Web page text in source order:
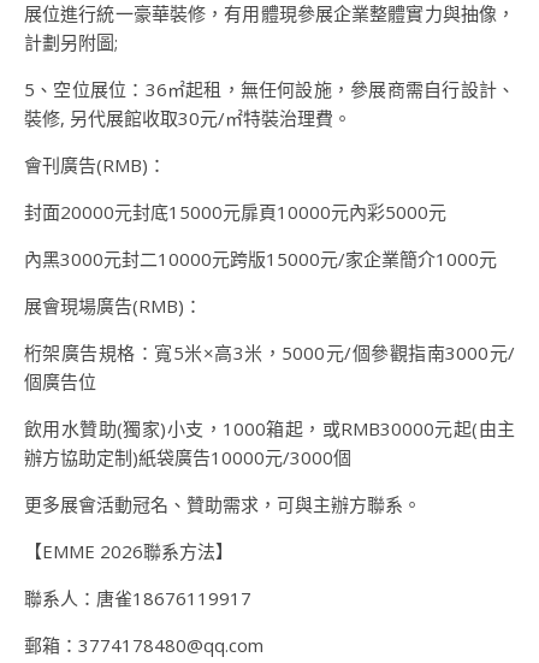
展位進行統一豪華裝修，有用體現參展企業整體實力與抽像，
計劃另附圖;
5、空位展位：36㎡起租，無任何設施，參展商需自行設計、
裝修, 另代展館收取30元/㎡特裝治理費。
會刊廣告(RMB)：
封面20000元封底15000元扉頁10000元內彩5000元
內黑3000元封二10000元跨版15000元/家企業簡介1000元
展會現場廣告(RMB)：
桁架廣告規格：寬5米×高3米，5000元/個參觀指南3000元/
個廣告位
飲用水贊助(獨家)小支，1000箱起，或RMB30000元起(由主
辦方協助定制)紙袋廣告10000元/3000個
更多展會活動冠名、贊助需求，可與主辦方聯系。
【EMME 2026聯系方法】
聯系人：唐雀18676119917
郵箱：3774178480@qq.com